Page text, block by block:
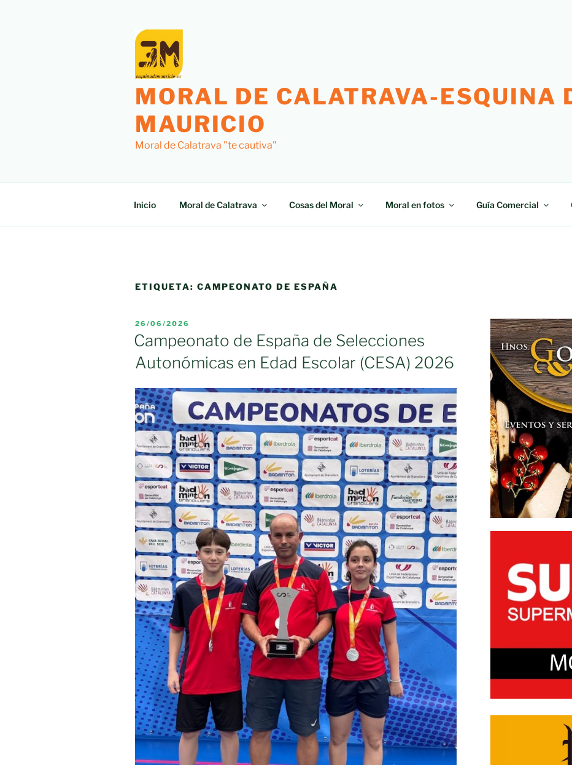
MORAL DE CALATRAVA-ESQUINA
MAURICIO
Moral de Calatrava "te cautiva"
Inicio Moral de Calatrava Cosas del Moral Moral en fotos Guía Comercial
ETIQUETA: CAMPEONATO DE ESPAÑA
PUBLICADO
EL
26/06/2026
Campeonato de España de Selecciones
Autonómicas en Edad Escolar (CESA) 2026